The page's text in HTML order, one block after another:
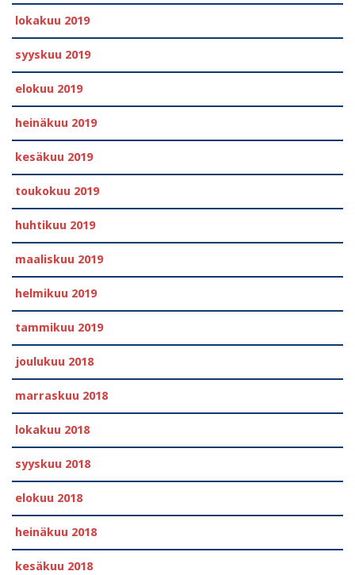
lokakuu 2019
syyskuu 2019
elokuu 2019
heinäkuu 2019
kesäkuu 2019
toukokuu 2019
huhtikuu 2019
maaliskuu 2019
helmikuu 2019
tammikuu 2019
joulukuu 2018
marraskuu 2018
lokakuu 2018
syyskuu 2018
elokuu 2018
heinäkuu 2018
kesäkuu 2018